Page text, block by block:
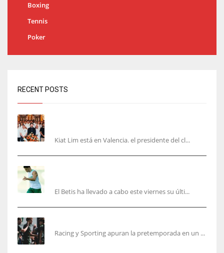
Boxing
Tennis
Poker
RECENT POSTS
Kiat Lim está en Valencia. el presidente del cl...
El Betis ha llevado a cabo este viernes su últi...
Racing y Sporting apuran la pretemporada en un ...